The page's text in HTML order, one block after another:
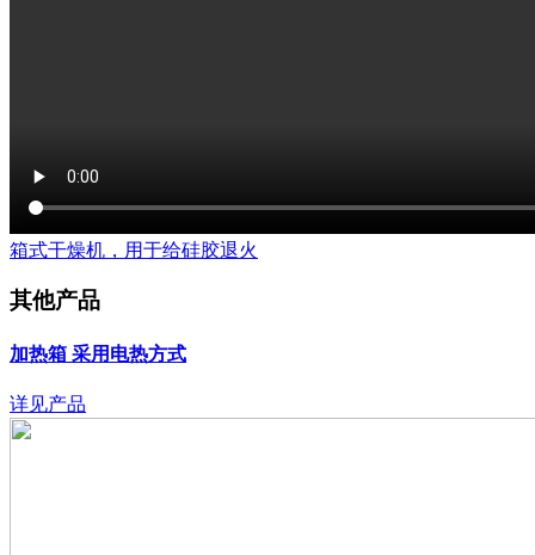
箱式干燥机，用于给硅胶退火
其他产品
加热箱 采用电热方式
详见产品